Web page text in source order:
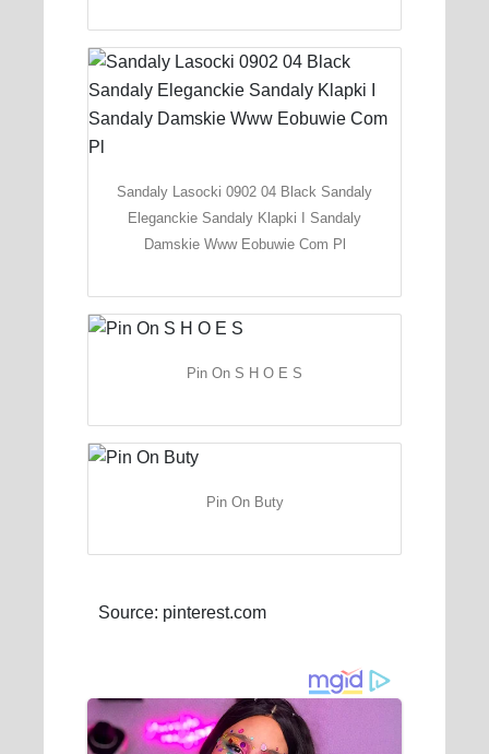
Sandaly Lasocki 0902 04 Black Sandaly
Eleganckie Sandaly Klapki I Sandaly
Damskie Www Eobuwie Com Pl
Pin On S H O E S
Pin On Buty
Source: pinterest.com